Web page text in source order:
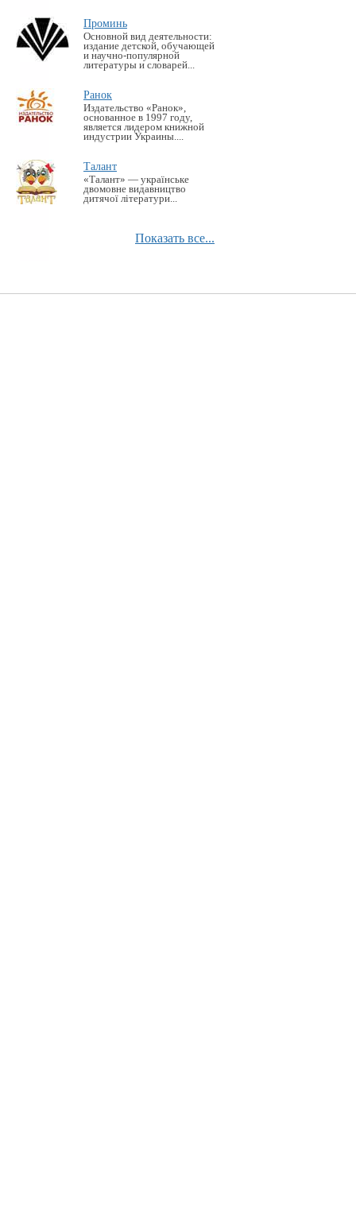
Проминь
Основной вид деятельности:
издание детской, обучающей
и научно-популярной
литературы и словарей...
Ранок
Издательство «Ранок»,
основанное в 1997 году,
является лидером книжной
индустрии Украины....
Талант
«Талант» — українське
двомовне видавництво
дитячої літератури...
Показать все...